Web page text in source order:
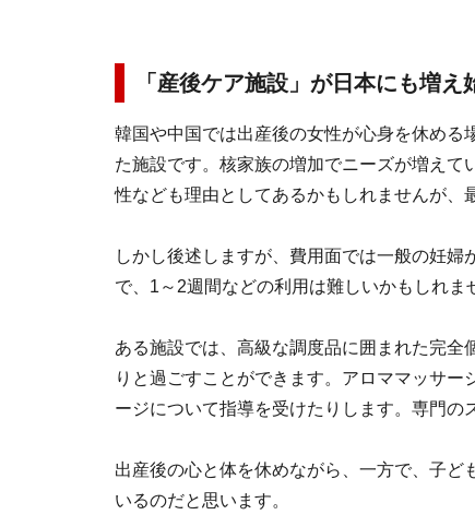
「産後ケア施設」が日本にも増え
韓国や中国では出産後の女性が心身を休める
た施設です。核家族の増加でニーズが増え
性なども理由としてあるかもしれませんが、
しかし後述しますが、費用面では一般の妊
で、1～2週間などの利用は難しいかもしれま
ある施設では、高級な調度品に囲まれた完
りと過ごすことができます。アロママッサ
ージについて指導を受けたりします。専門の
出産後の心と体を休めながら、一方で、子
いるのだと思います。